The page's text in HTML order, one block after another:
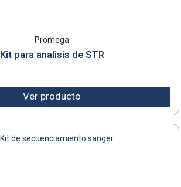
Promega
Kit para analisis de STR
Ver producto